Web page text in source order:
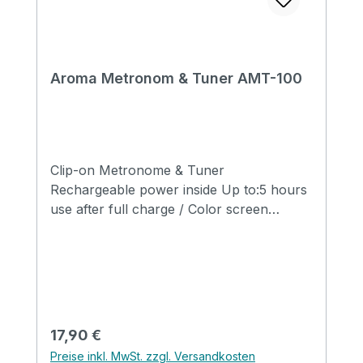
Aroma Metronom & Tuner AMT-100
Clip-on Metronome & Tuner
Rechargeable power inside Up to:5 hours
use after full charge / Color screen
range 430Hz to 450Hz
Regulärer Preis:
17,90 €
Preise inkl. MwSt. zzgl. Versandkosten